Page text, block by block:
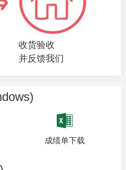
收货验收
并反馈我们
成绩单下载